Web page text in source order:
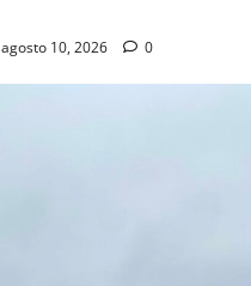
agosto 10, 2026 0